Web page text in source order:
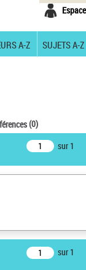
A-Z SUJETS A-Z
(0)
sur 1
sur 1